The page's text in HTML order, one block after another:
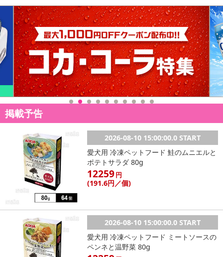
その他共通および商品カテゴリー別注意事項（※必ずご確認くだ
さい）
こちらの情報は2026-07-13 10:34:26.0での情報となります。
掲載予告
2026-08-10 15:00:00.0 START
愛犬用 冷凍ペットフード 鮭のムニエルと
ポテトサラダ 80g
12259円
(191.6円 ／個)
2026-08-10 15:00:00.0 START
愛犬用 冷凍ペットフード ミートソースの
ペンネと温野菜 80g